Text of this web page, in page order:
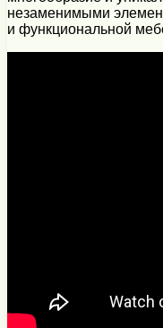
незаменимыми
и функциональной